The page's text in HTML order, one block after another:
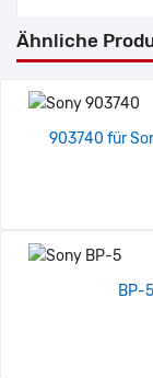
Ähnliche
903740 für
BP-